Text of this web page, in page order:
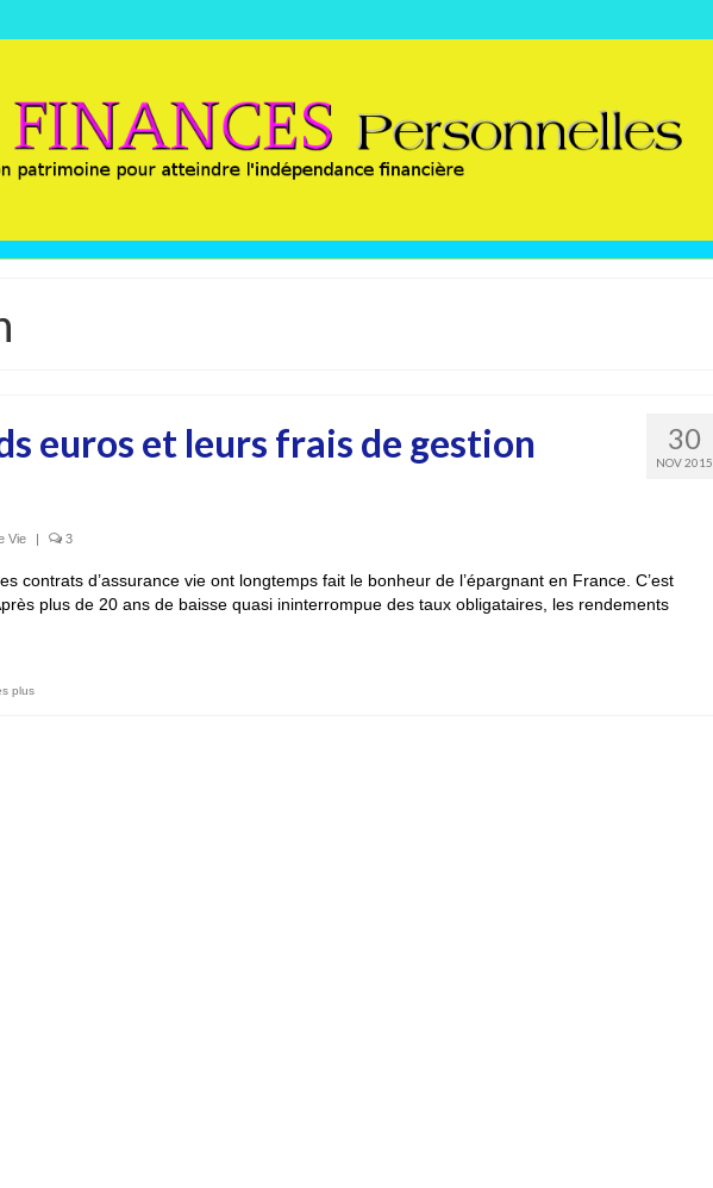
30
NOV 2015
euros et leurs frais de gestion
Vie 3
contrats d’assurance vie ont longtemps fait le bonheur de l’épargnant en France. C’est
plus de 20 ans de baisse quasi ininterrompue des taux obligataires, les rendements
plus